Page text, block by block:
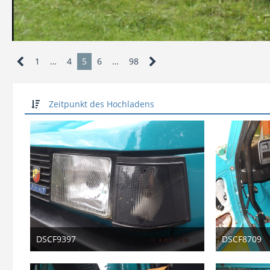
1 … 4 5 6 … 98
Zeitpunkt des Hochladens
DSCF9397
26. Januar 2026
DSCF8709